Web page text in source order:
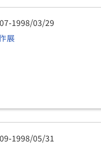
1998/03/29
展
1998/05/31